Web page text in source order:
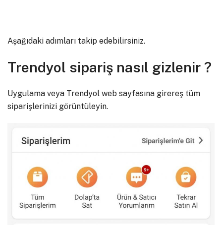
Aşağıdaki adımları takip edebilirsiniz.
Trendyol sipariş nasıl gizlenir ?
Uygulama veya Trendyol web sayfasına girereş tüm
siparişlerinizi görüntüleyin.